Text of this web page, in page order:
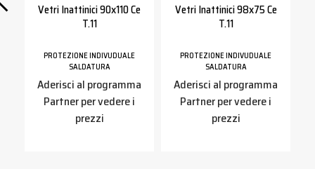
Vetri Inattinici 90x110 Ce
T.11
PROTEZIONE INDIVUDUALE
SALDATURA
Aderisci al programma
Partner per vedere i
prezzi
Vetri Inattinici 98x75 Ce
T.11
PROTEZIONE INDIVUDUALE
SALDATURA
Aderisci al programma
Partner per vedere i
prezzi